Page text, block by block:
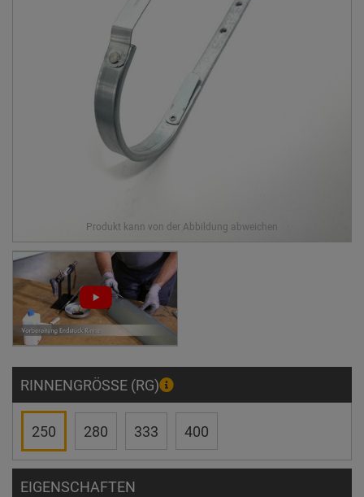
RINNENGRÖSSE (RG)
250 280 333 400
EIGENSCHAFTEN